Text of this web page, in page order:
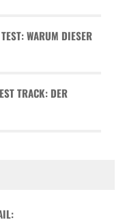
WARUM DIESER
TRACK: DER